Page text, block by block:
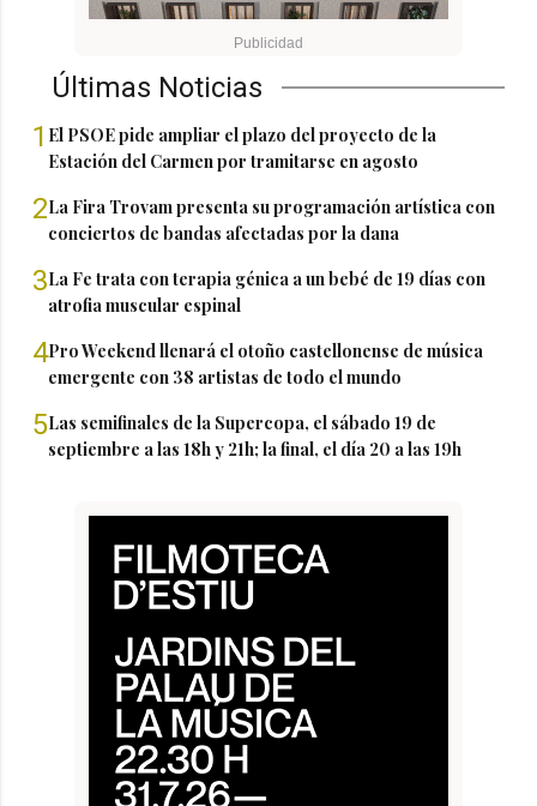
Últimas Noticias
1 El PSOE pide ampliar el plazo del proyecto de la
Estación del Carmen por tramitarse en agosto
2La Fira Trovam presenta su programación artística con
conciertos de bandas afectadas por la dana
3La Fe trata con terapia génica a un bebé de 19 días con
atrofia muscular espinal
4Pro Weekend llenará el otoño castellonense de música
emergente con 38 artistas de todo el mundo
5Las semifinales de la Supercopa, el sábado 19 de
septiembre a las 18h y 21h; la final, el día 20 a las 19h